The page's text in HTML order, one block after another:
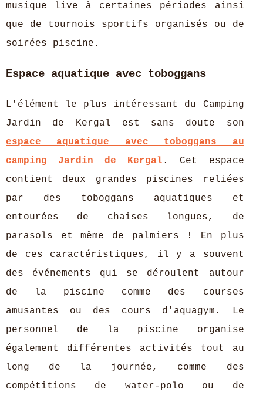
musique live à certaines périodes ainsi
que de tournois sportifs organisés ou de
soirées piscine.
Espace aquatique avec toboggans
L'élément le plus intéressant du Camping
Jardin de Kergal est sans doute son
espace aquatique avec toboggans au
camping Jardin de Kergal . Cet espace
contient deux grandes piscines reliées
par des toboggans aquatiques et
entourées de chaises longues, de
parasols et même de palmiers ! En plus
de ces caractéristiques, il y a souvent
des événements qui se déroulent autour
de la piscine comme des courses
amusantes ou des cours d'aquagym. Le
personnel de la piscine organise
également différentes activités tout au
long de la journée, comme des
compétitions de water-polo ou de